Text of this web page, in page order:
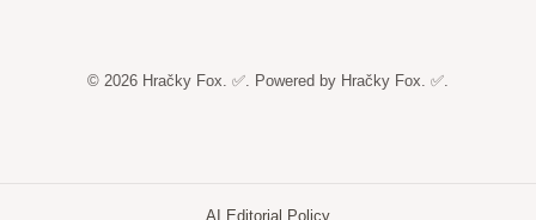
© 2026 Hračky Fox. ✅. Powered by Hračky Fox. ✅.
AI Editorial Policy